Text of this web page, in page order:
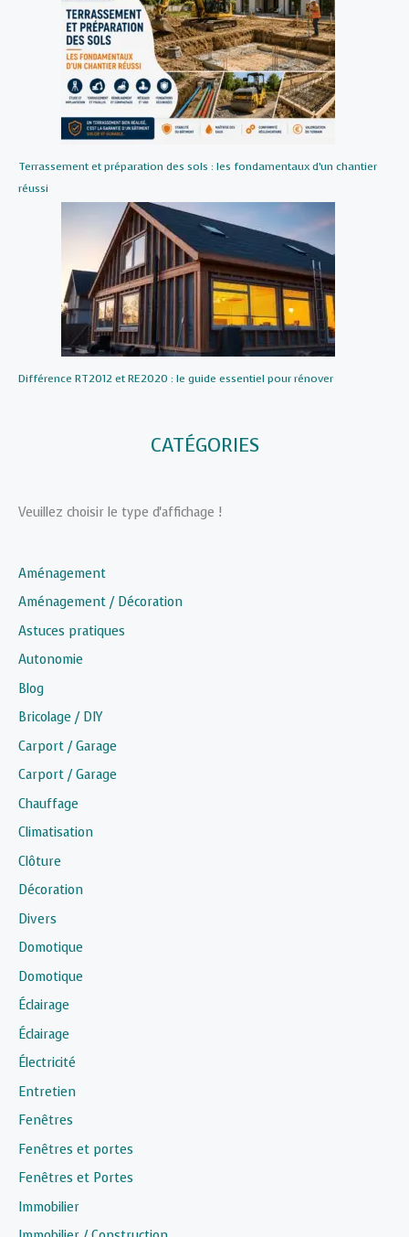
Terrassement et préparation des sols : les fondamentaux d’un chantier
réussi
Différence RT2012 et RE2020 : le guide essentiel pour rénover
CATÉGORIES
Veuillez choisir le type d'affichage !
Aménagement
Aménagement / Décoration
Astuces pratiques
Autonomie
Blog
Bricolage / DIY
Carport / Garage
Carport / Garage
Chauffage
Climatisation
Clôture
Décoration
Divers
Domotique
Domotique
Éclairage
Éclairage
Électricité
Entretien
Fenêtres
Fenêtres et portes
Fenêtres et Portes
Immobilier